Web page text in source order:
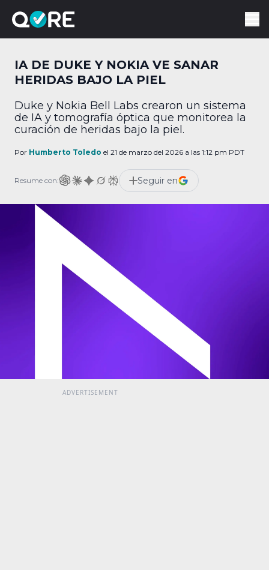
IA DE DUKE Y NOKIA VE SANAR
HERIDAS BAJO LA PIEL
Duke y Nokia Bell Labs crearon un sistema
de IA y tomografía óptica que monitorea la
curación de heridas bajo la piel.
Por Humberto Toledo el 21 de marzo del 2026 a las 1:12 pm PDT
Resume con: Seguir en